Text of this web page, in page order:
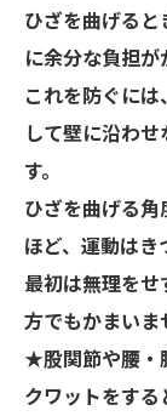
ひざを曲げる
に余分な負担が
これを防ぐに
して壁に沿わ
す。
ひざを曲げる
ほど、運動はき
最初は無理をせ
方でもかまいま
★股関節や腰・
クワットをする